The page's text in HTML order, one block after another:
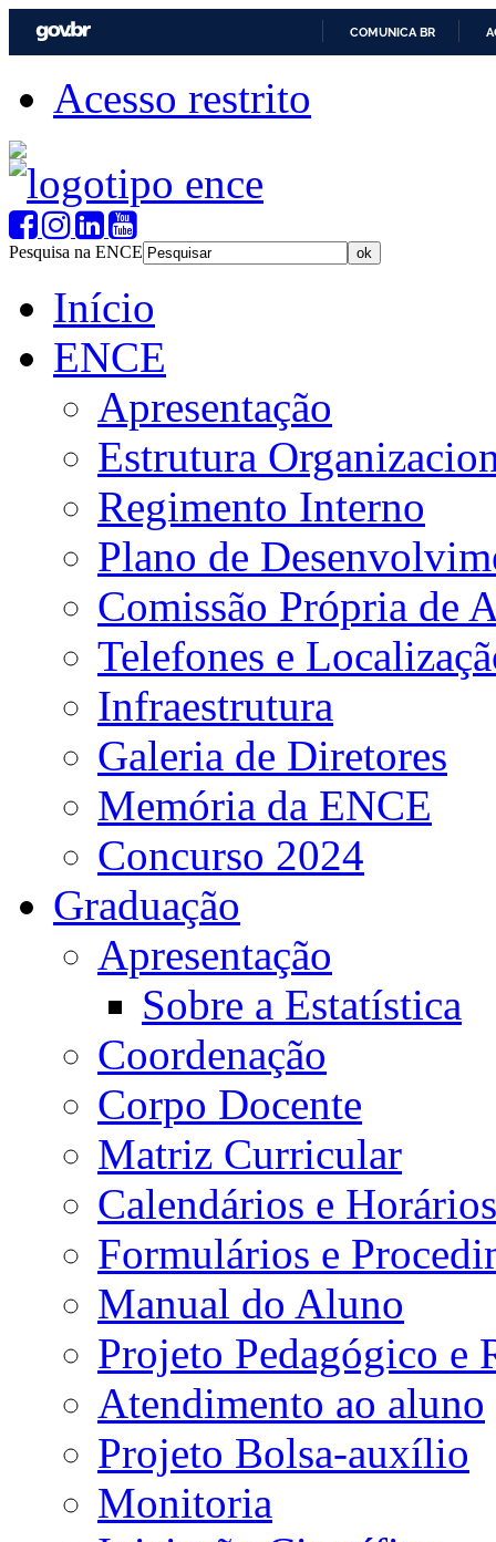
COMUNICA BR
Acesso restrito
Pesquisa na ENCE
Início
ENCE
Apresentação
Estrutura
Regimento Interno
Plano de
Comissão Própria de
Telefones e
Infraestrutura
Galeria de Diretores
Memória da ENCE
Concurso 2024
Graduação
Apresentação
Sobre a Estatística
Coordenação
Corpo Docente
Matriz Curricular
Calendários e Horários
Formulários e
Manual do Aluno
Projeto Pedagógico e
Atendimento ao aluno
Projeto Bolsa-auxílio
Monitoria